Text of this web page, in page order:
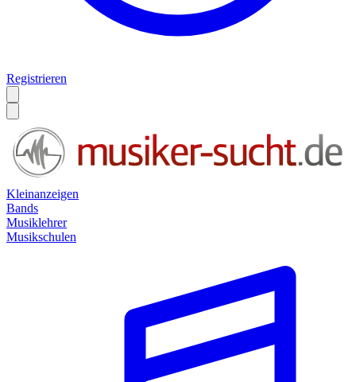
Registrieren
Kleinanzeigen
Bands
Musiklehrer
Musikschulen